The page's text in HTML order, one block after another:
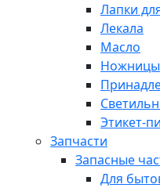
Лапки
Лекала
Масло
Ножницы
Этикет-
Запчасти
Запасные
Для